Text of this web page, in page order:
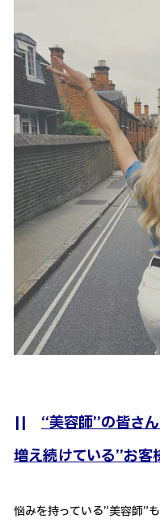
|| “美容師”の皆さ
増え続けている”お客
悩みを持っている”美容師”